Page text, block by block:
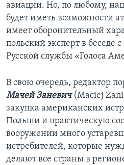
авиации. Но, по любому,
будет иметь возможности
имеет оборонительный
польский эксперт в беседе
Русской службы «Голоса
В свою очередь, редактор
Мачей Заневич(Maciej
закупка американских
Польши и практическую
вооружении много
истребителей, которые
делают все страны в